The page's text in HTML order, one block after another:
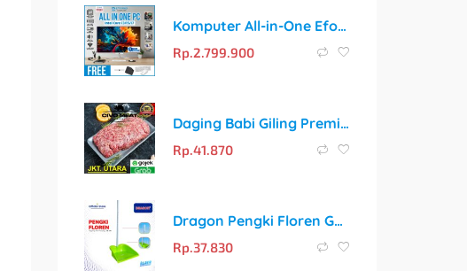
Komputer All-in-One Efound: Solusi Praktis untuk Kebutuhan Komputasi Anda
Rp. 2.799.900
Daging Babi Giling Premium Civo Meat 500gr
Rp. 41.870
Dragon Pengki Floren Gagang Besi 72cm Serokan Sampah Plastik Anti Karat PP832
Rp. 37.830